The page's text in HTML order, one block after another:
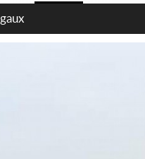
les réformes et les